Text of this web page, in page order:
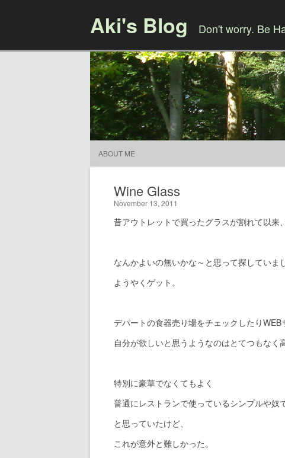
Aki's Blog Don't worry. Be
ABOUT ME
Wine Glass
November 13, 2011
昔アウトレットで買ったグラスが割れて以来
なんかよいの無いかな～と思って探していま
ようやくゲット。
デパートの食器売り場をチェックしたり
自分が欲しいと思うようなのはとてつもなく
特別に豪華でなくてもよく
普通にレストランで使っているシンプルや奴
と思っていたけど、
これが意外と難しかった。